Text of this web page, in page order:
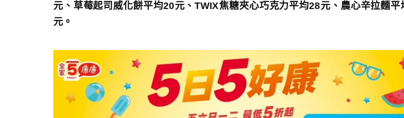
元、草莓起司威化餅平均20元、TWIX焦糖夾心巧克力平均28元、農心辛拉麵平
元。